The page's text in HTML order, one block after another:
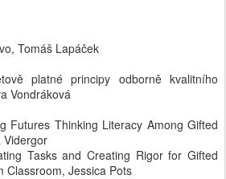
Tomáš Lapáček
platné principy odborně kvalitního
Vondráková
Futures Thinking Literacy Among Gifted
Vidergor
Tasks and Creating Rigor for Gifted
Classroom, Jessica Pots